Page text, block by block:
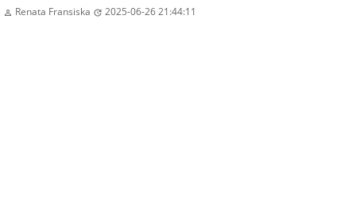
 Renata Fransiska  2025-06-26 21:44:11